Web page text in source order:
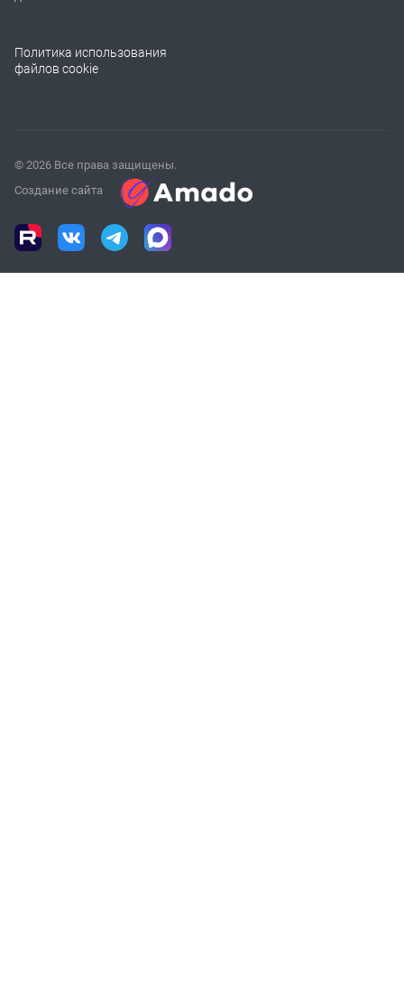
Политика использования
файлов cookie
© 2026 Все права защищены.
Создание сайта